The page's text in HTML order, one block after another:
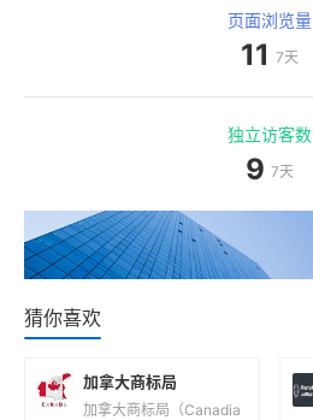
页面浏览量
11 7天
独立访客数
9 7天
猜你喜欢
加拿大商标局
加拿大商标局（Canadia